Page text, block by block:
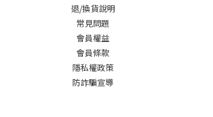
退/換貨說明
常見問題
會員權益
會員條款
隱私權政策
防詐騙宣導